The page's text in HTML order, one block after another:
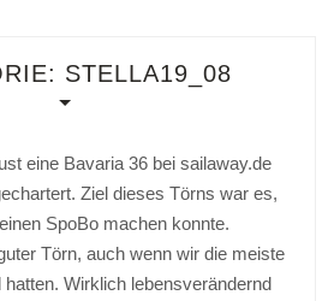
STELLA19_08
eine Bavaria 36 bei sailaway.de
Ziel dieses Törns war es,
SpoBo machen konnte.
Törn, auch wenn wir die meiste
Wirklich lebensverändernd